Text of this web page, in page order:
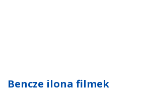
Bencze ilona filmek